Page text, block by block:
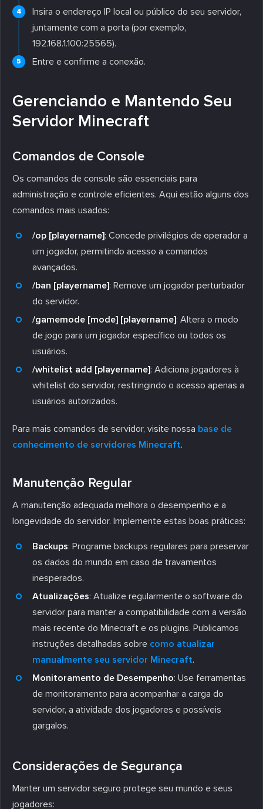
Insira o endereço IP local ou público do seu servidor,
juntamente com a porta (por exemplo,
192.168.1.100:25565).
Entre e confirme a conexão.
Gerenciando e Mantendo Seu
Servidor Minecraft
Comandos de Console
Os comandos de console são essenciais para
administração e controle eficientes. Aqui estão alguns dos
comandos mais usados:
/op [playername]: Concede privilégios de operador a
um jogador, permitindo acesso a comandos
avançados.
/ban [playername]: Remove um jogador perturbador
do servidor.
/gamemode [mode] [playername]: Altera o modo
de jogo para um jogador específico ou todos os
usuários.
/whitelist add [playername]: Adiciona jogadores à
whitelist do servidor, restringindo o acesso apenas a
usuários autorizados.
Para mais comandos de servidor, visite nossa base de
conhecimento de servidores Minecraft.
Manutenção Regular
A manutenção adequada melhora o desempenho e a
longevidade do servidor. Implemente estas boas práticas:
Backups: Programe backups regulares para preservar
os dados do mundo em caso de travamentos
inesperados.
Atualizações: Atualize regularmente o software do
servidor para manter a compatibilidade com a versão
mais recente do Minecraft e os plugins. Publicamos
instruções detalhadas sobre como atualizar
manualmente seu servidor Minecraft.
Monitoramento de Desempenho: Use ferramentas
de monitoramento para acompanhar a carga do
servidor, a atividade dos jogadores e possíveis
gargalos.
Considerações de Segurança
Manter um servidor seguro protege seu mundo e seus
jogadores: